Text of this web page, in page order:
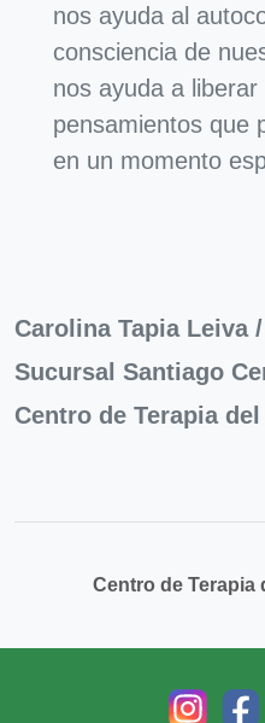
nos ayuda al
consciencia de
nos ayuda a
pensamientos que
en un momento
Carolina Tapia Leiva
Sucursal Santiago
Centro de Terapia
Centro de Terapia